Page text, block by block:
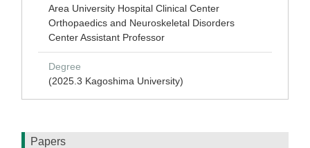
Area University Hospital Clinical Center
Orthopaedics and Neuroskeletal Disorders
Center Assistant Professor
Degree
(2025.3 Kagoshima University)
Papers